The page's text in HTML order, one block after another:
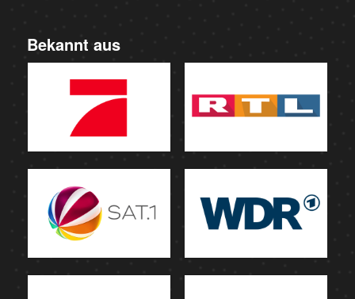
Bekannt aus